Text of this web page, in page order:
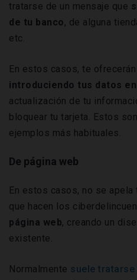
tratarse de un mensaje que
de tu banco, de alguna
etc.
En estos casos, te
introduciendo tus datos
actualización de tu
bloquear tu tarjeta. Estos
ejemplos más habituales.
De página web
En estos casos, no se
que hacen los
página web, creando un
existente.
Normalmente suele